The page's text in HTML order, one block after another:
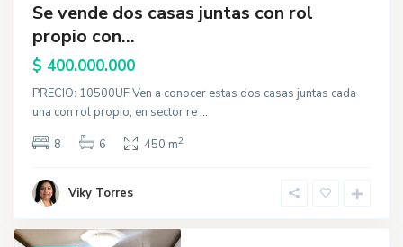
Se vende dos casas juntas con rol
propio con...
$ 400.000.000
PRECIO: 10500UF Ven a conocer estas dos casas juntas cada
una con rol propio, en sector re ...
8
6 450 m2
Viky Torres